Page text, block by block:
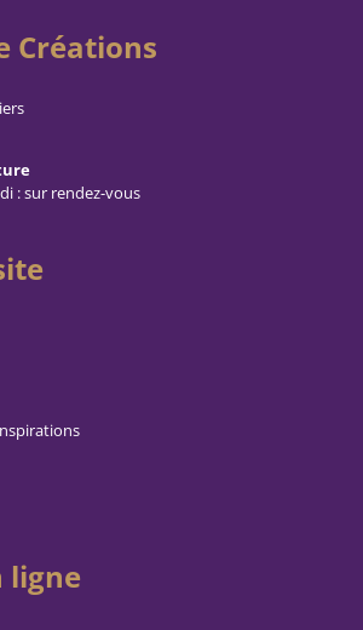
Créations
: sur rendez-vous
ligne